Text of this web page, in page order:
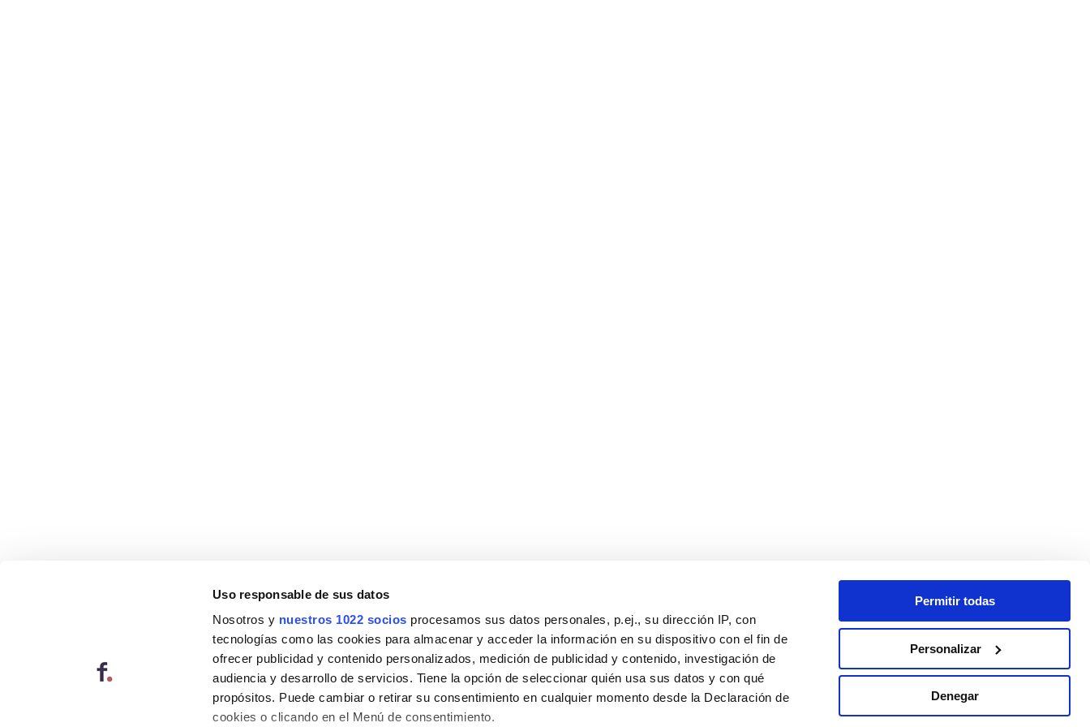
Uso responsable de sus datos
Nosotros y nuestros 1022 socios procesamos sus datos personales, p.ej., su dirección IP, con
tecnologías como las cookies para almacenar y acceder la información en su dispositivo con el fin de
ofrecer publicidad y contenido personalizados, medición de publicidad y contenido, investigación de
audiencia y desarrollo de servicios. Tiene la opción de seleccionar quién usa sus datos y con qué
propósitos. Puede cambiar o retirar su consentimiento en cualquier momento desde la Declaración de
cookies o clicando en el Menú de consentimiento.
Permitir todas
Personalizar
Denegar